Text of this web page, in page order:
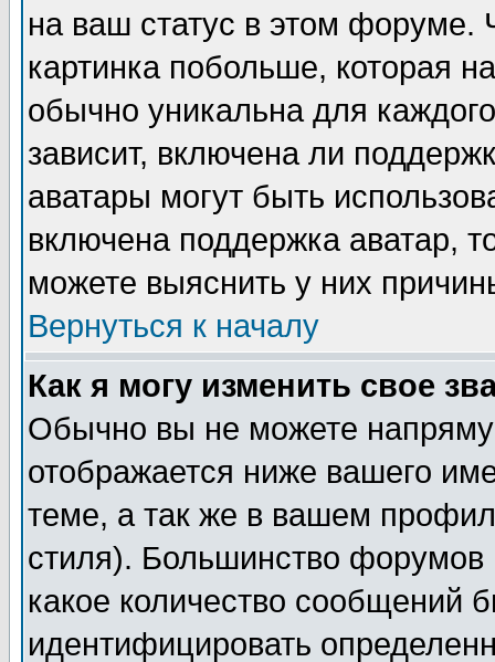
на ваш статус в этом форуме.
картинка побольше, которая
обычно уникальна для
зависит, включена ли
аватары могут быть
включена поддержка аватар,
можете выяснить у них
Вернуться к началу
Как я могу изменить свое
Обычно вы не можете
отображается ниже вашего
теме, а так же в вашем
стиля). Большинство форумов
какое количество сообщений
идентифицировать